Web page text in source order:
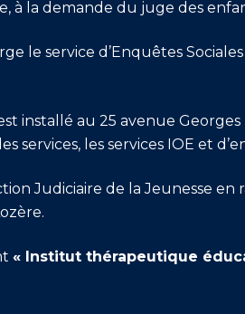
à la demande du juge des
le service d’Enquêtes
est installé au 25 avenue
services, les services IOE et
Judiciaire de la Jeunesse en
« Institut thérapeutique